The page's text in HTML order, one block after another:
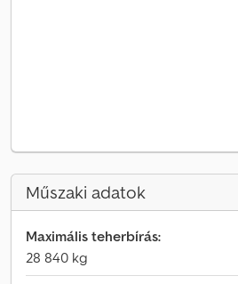
Műszaki adatok
Maximális teherbírás:
28 840 kg